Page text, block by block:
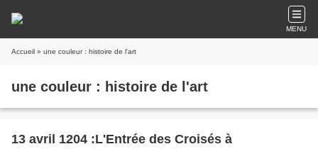
MENU
Accueil » une couleur : histoire de l'art
une couleur : histoire de l'art
13 avril 1204 :L'Entrée des Croisés à